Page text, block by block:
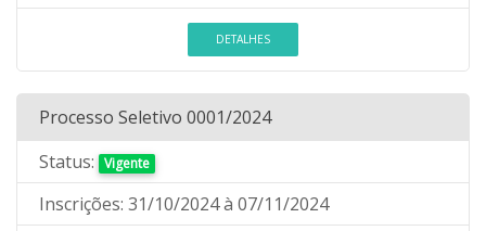
DETALHES
Processo Seletivo 0001/2024
Status: Vigente
Inscrições: 31/10/2024à 07/11/2024